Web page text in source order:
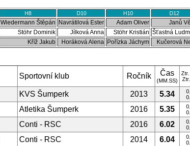
H8 D10 H10 D12
Wiedermann Štěpán Navrátilová Ester Adam Oliver Janů
Stöhr Dominik Jílková Anna Stöhr Kristián Šťastná
Kříž Jakub Horáková Alena Pořízka Jáchym Kučerová
Sportovní klub Ročník Čas
(MM.SS)
Ztr.
KVS Šumperk 2013 5.34
Atletika Šumperk 2016 5.35
Conti - RSC 2016 6.02
Conti - RSC 2014 6.04